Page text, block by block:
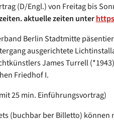
(D/Engl.) von Freitag bis
aktuelle zeiten unter
Berlin Stadtmitte
ausgerichtete
James Turrell
Friedhof I.
25 min. Einführungsvortrag)
(buchbar ber Billetto)